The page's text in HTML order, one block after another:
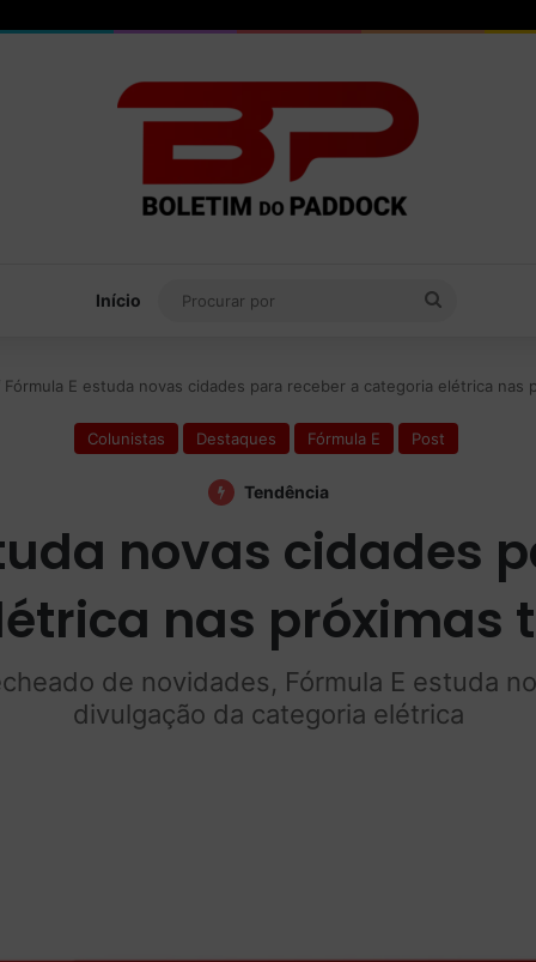
Início
Fórmula E estuda novas cidades para receber a categoria elétrica nas
Colunistas Destaques Fórmula E Post
Tendência
novas cidades
nas próximas
de novidades, Fórmula E estuda
divulgação da categoria elétrica